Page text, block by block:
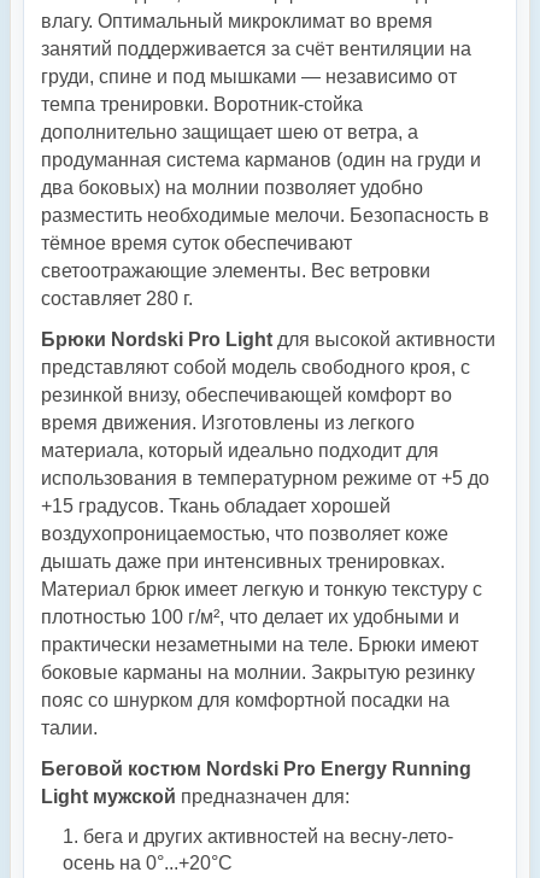
влагу. Оптимальный микроклимат во время
занятий поддерживается за счёт вентиляции на
груди, спине и под мышками — независимо от
темпа тренировки. Воротник‑стойка
дополнительно защищает шею от ветра, а
продуманная система карманов (один на груди и
два боковых) на молнии позволяет удобно
разместить необходимые мелочи. Безопасность в
тёмное время суток обеспечивают
светоотражающие элементы. Вес ветровки
составляет 280 г.
Брюки Nordski Pro Light для высокой активности
представляют собой модель свободного кроя, с
резинкой внизу, обеспечивающей комфорт во
время движения. Изготовлены из легкого
материала, который идеально подходит для
использования в температурном режиме от +5 до
+15 градусов. Ткань обладает хорошей
воздухопроницаемостью, что позволяет коже
дышать даже при интенсивных тренировках.
Материал брюк имеет легкую и тонкую текстуру с
плотностью 100 г/м², что делает их удобными и
практически незаметными на теле. Брюки имеют
боковые карманы на молнии. Закрытую резинку
пояс со шнурком для комфортной посадки на
талии.
Беговой костюм Nordski Pro Energy Running
Light мужской предназначен для:
бега и других активностей на весну-лето-
осень на 0°...+20°С